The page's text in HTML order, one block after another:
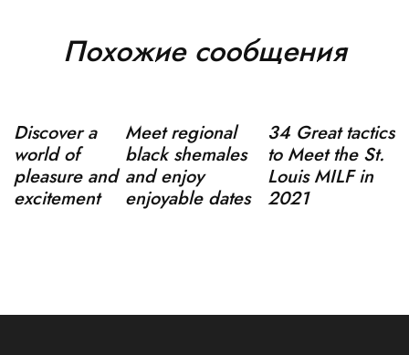
Похожие сообщения
Discover a
world of
pleasure and
excitement
Meet regional
black shemales
and enjoy
enjoyable dates
34 Great tactics
to Meet the St.
Louis MILF in
2021